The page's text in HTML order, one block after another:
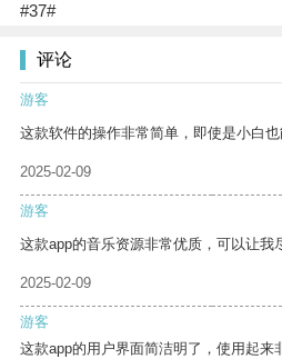
#37#
评论
游客
这款软件的操作非常简单，即使是小白也
2025-02-09
游客
这款app的音乐资源非常优质，可以让我
2025-02-09
游客
这款app的用户界面简洁明了，使用起来